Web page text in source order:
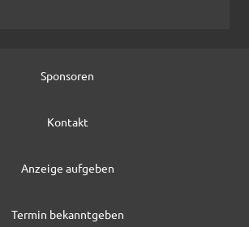
Sponsoren
Kontakt
Anzeige aufgeben
Termin bekanntgeben